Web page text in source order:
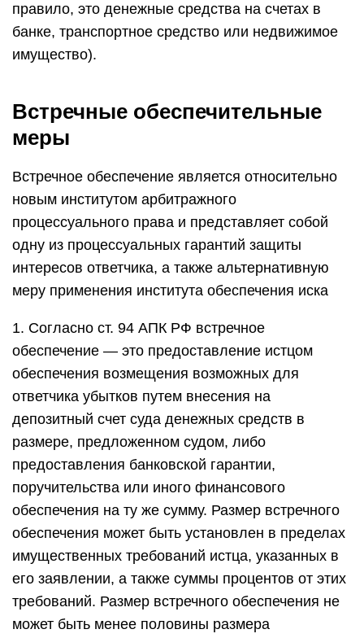
правило, это денежные средства на счетах в
банке, транспортное средство или недвижимое
имущество).
Встречные обеспечительные
меры
Встречное обеспечение является относительно
новым институтом арбитражного
процессуального права и представляет собой
одну из процессуальных гарантий защиты
интересов ответчика, а также альтернативную
меру применения института обеспечения иска
1. Согласно ст. 94 АПК РФ встречное
обеспечение — это предоставление истцом
обеспечения возмещения возможных для
ответчика убытков путем внесения на
депозитный счет суда денежных средств в
размере, предложенном судом, либо
предоставления банковской гарантии,
поручительства или иного финансового
обеспечения на ту же сумму. Размер встречного
обеспечения может быть установлен в пределах
имущественных требований истца, указанных в
его заявлении, а также суммы процентов от этих
требований. Размер встречного обеспечения не
может быть менее половины размера